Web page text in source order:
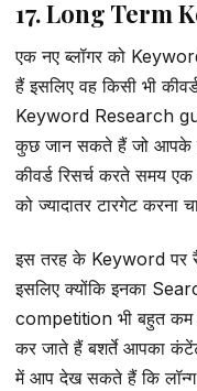
17. Long Term
एक नए ब्लॉगर को
हैं इसलिए वह किसी भी
Keyword Research
कुछ जान सकते हैं जो आपके
कीवर्ड रिसर्च करते समय
को ज्यादातर टारगेट करना
इस तरह के Keyword पर
इसलिए क्योंकि इनका
competition भी बहुत कम
कर जाते हैं बशर्ते आपका कंटेंट
में आप देख सकते हैं कि लॉन्ग